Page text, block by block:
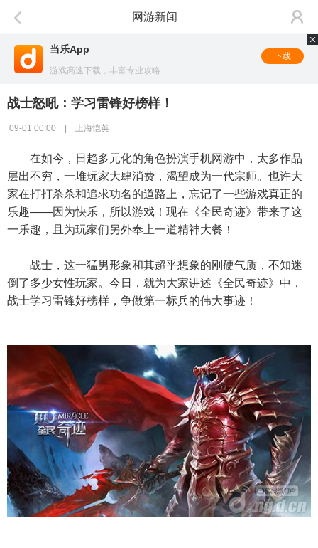
网游新闻
当乐App
游戏高速下载，丰富专业攻略
下载
战士怒吼：学习雷锋好榜样！
09-01 00:00 | 上海恺英
在如今，日趋多元化的角色扮演手机网游中，太多作品
层出不穷，一堆玩家大肆消费，渴望成为一代宗师。也许大
家在打打杀杀和追求功名的道路上，忘记了一些游戏真正的
乐趣——因为快乐，所以游戏！现在《全民奇迹》带来了这
一乐趣，且为玩家们另外奉上一道精神大餐！
战士，这一猛男形象和其超乎想象的刚硬气质，不知迷
倒了多少女性玩家。今日，就为大家讲述《全民奇迹》中，
战士学习雷锋好榜样，争做第一标兵的伟大事迹！